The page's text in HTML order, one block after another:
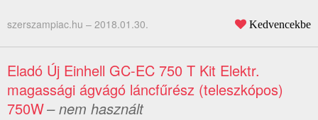
szerszampiac.hu – 2018.01.30. Kedvencekbe
Eladó Új Einhell GC-EC 750 T Kit Elektr.
magassági ágvágó láncfűrész (teleszkópos)
750W– nem használt